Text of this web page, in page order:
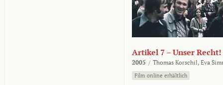
Artikel 7 – Unser Recht!
2005 / Thomas Korschil, Eva
Film online erhältlich